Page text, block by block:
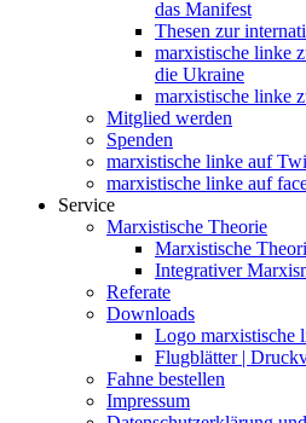
das Manifest
Thesen zur
marxistische linke
die Ukraine
marxistische linke
Mitglied werden
Spenden
marxistische linke auf
marxistische linke auf
Service
Marxistische Theorie
Marxistische
Integrativer
Referate
Downloads
Logo marxistische
Flugblätter |
Fahne bestellen
Impressum